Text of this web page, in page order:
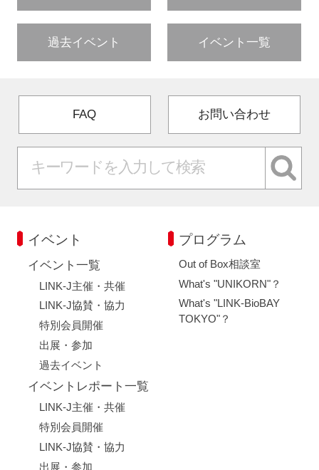
過去イベント イベント一覧
FAQ お問い合わせ
イベント
イベント一覧
LINK-J主催・共催
LINK-J協賛・協力
特別会員開催
出展・参加
過去イベント
イベントレポート一覧
LINK-J主催・共催
特別会員開催
LINK-J協賛・協力
出展・参加
プログラム
Out of Box相談室
What's "UNIKORN"？
What's "LINK-BioBAY
TOKYO"？